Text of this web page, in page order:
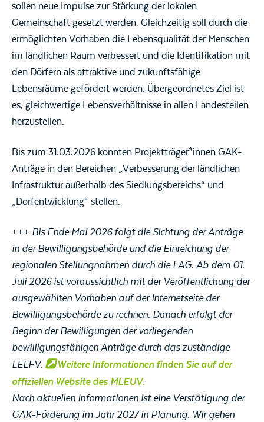
sollen neue Impulse zur Stärkung der lokalen
Gemeinschaft gesetzt werden. Gleichzeitig soll durch die
ermöglichten Vorhaben die Lebensqualität der Menschen
im ländlichen Raum verbessert und die Identifikation mit
den Dörfern als attraktive und zukunftsfähige
Lebensräume gefördert werden. Übergeordnetes Ziel ist
es, gleichwertige Lebensverhältnisse in allen Landesteilen
herzustellen.
Bis zum 31.03.2026 konnten Projektträger*innen GAK-
Anträge in den Bereichen „Verbesserung der ländlichen
Infrastruktur außerhalb des Siedlungsbereichs“ und
„Dorfentwicklung“ stellen.
+++ Bis Ende Mai 2026 folgt die Sichtung der Anträge
in der Bewilligungsbehörde und die Einreichung der
regionalen Stellungnahmen durch die LAG. Ab dem 01.
Juli 2026 ist voraussichtlich mit der Veröffentlichung der
ausgewählten Vorhaben auf der Internetseite der
Bewilligungsbehörde zu rechnen. Danach erfolgt der
Beginn der Bewilligungen der vorliegenden
bewilligungsfähigen Anträge durch das zuständige
LELFV.
Weitere Informationen finden Sie auf der
offiziellen Website des MLEUV.
Nach aktuellen Informationen ist eine Verstätigung der
GAK-Förderung im Jahr 2027 in Planung. Wir gehen